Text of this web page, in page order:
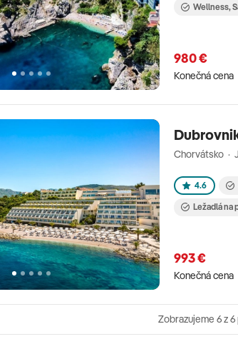
Wellness,
980 €
Konečná cena
Chorvátsko ·
4.6
Ležadlá na
993 €
Konečná cena
Zobrazujeme 6z